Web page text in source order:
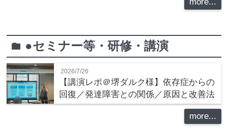
folder ●セミナー等・研修・講演
2026/7/26
【講演レポ＠堺ダルク様】依存症からの
回復／発達障害との関係／原因と改善法
more...